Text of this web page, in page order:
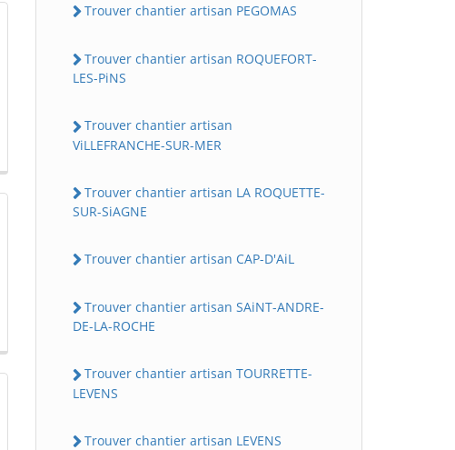
Trouver chantier artisan PEGOMAS
Trouver chantier artisan ROQUEFORT-
LES-PiNS
Trouver chantier artisan
ViLLEFRANCHE-SUR-MER
Trouver chantier artisan LA ROQUETTE-
SUR-SiAGNE
Trouver chantier artisan CAP-D'AiL
Trouver chantier artisan SAiNT-ANDRE-
DE-LA-ROCHE
Trouver chantier artisan TOURRETTE-
LEVENS
Trouver chantier artisan LEVENS